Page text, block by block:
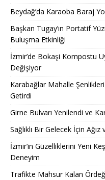
Beydağ’da Karaoba Baraj
Başkan Tugay’ın Portatif
Buluşma Etkinliği
İzmir’de Bokaşi Kompostu
Değişiyor
Karabağlar Mahalle
Getirdi
Girne Bulvarı Yenilendi ve
Sağlıklı Bir Gelecek İçin Ağız
İzmir’in Güzelliklerini Yeni
Deneyim
Trafikte Mahsur Kalan